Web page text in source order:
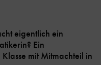
eigentlich ein
Ein
mit Mitmachteil in